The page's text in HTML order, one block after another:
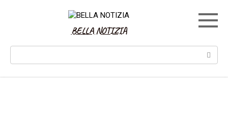
BELLA NOTIZIA
Search: